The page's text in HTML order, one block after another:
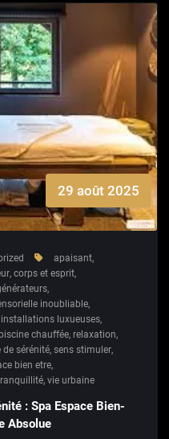
29 août 2025
apaisant,
, corps et esprit,
,
inoubliable,
installations luxueuses,
piscine chauffée, relaxation,
sérénité, sens stimuler,
bien etre,
, vie urbaine
: Spa Espace Bien-
Absolue